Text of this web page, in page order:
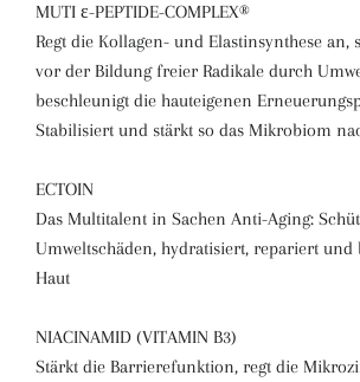
MUTI ε-PEPTIDE-COMPLEX®
Regt die Kollagen- und Elastinsynthese an,
vor der Bildung freier Radikale durch
beschleunigt die hauteigenen
Stabilisiert und stärkt so das Mikrobiom
ECTOIN
Das Multitalent in Sachen Anti-Aging:
Umweltschäden, hydratisiert, repariert und
Haut
NIACINAMID (VITAMIN B3)
Stärkt die Barrierefunktion, regt die